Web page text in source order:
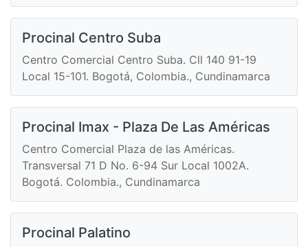
Procinal Centro Suba
Centro Comercial Centro Suba. Cll 140 91-19
Local 15-101. Bogotá, Colombia., Cundinamarca
Procinal Imax - Plaza De Las Américas
Centro Comercial Plaza de las Américas.
Transversal 71 D No. 6-94 Sur Local 1002A.
Bogotá. Colombia., Cundinamarca
Procinal Palatino